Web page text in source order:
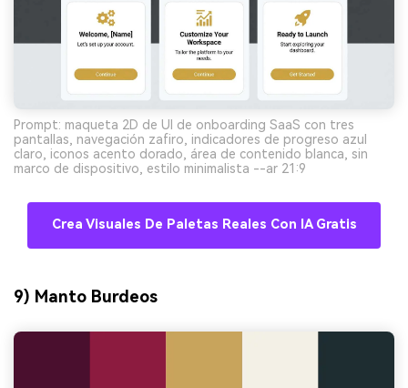
Prompt: maqueta 2D de UI de onboarding SaaS con tres
pantallas, navegación zafiro, indicadores de progreso azul
claro, iconos acento dorado, área de contenido blanca, sin
marco de dispositivo, estilo minimalista --ar 21:9
Crea Visuales De Paletas Reales Con IA Gratis
9) Manto Burdeos